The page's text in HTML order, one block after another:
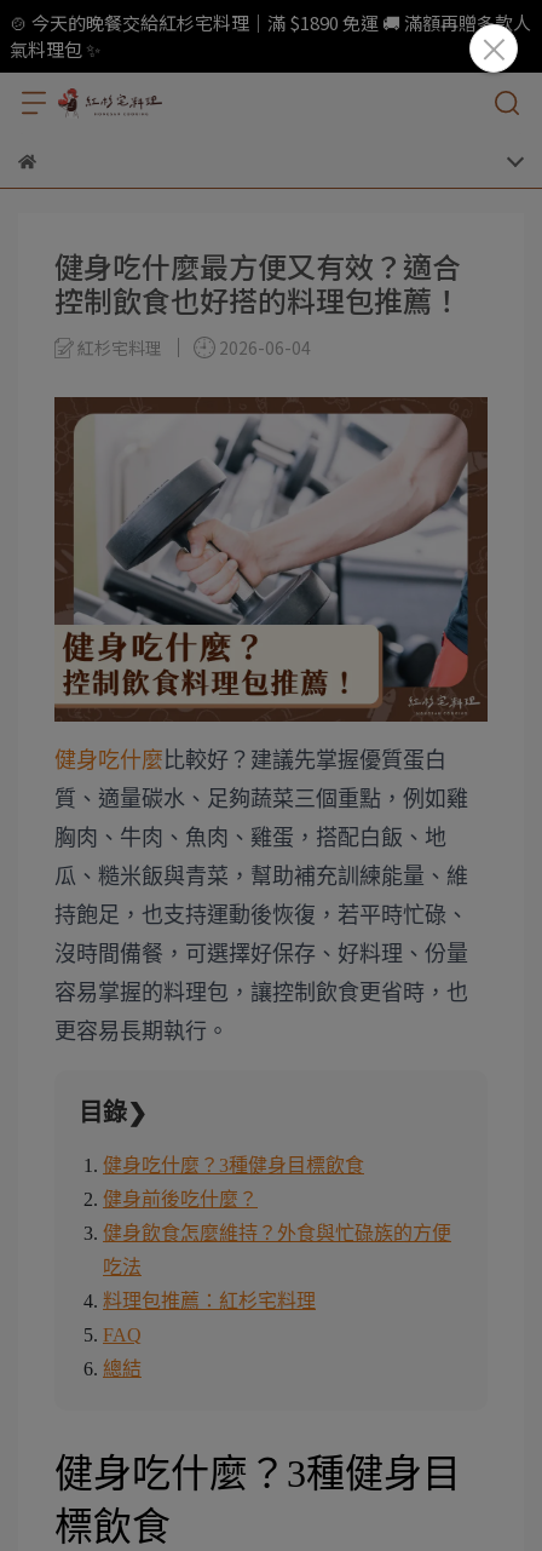
🍲 今天的晚餐交給紅杉宅料理｜滿 $1890 免運 🚚 滿額再贈多款人
氣料理包 ✨
健身吃什麼最方便又有效？適合
控制飲食也好搭的料理包推薦！
紅杉宅料理 2026-06-04
健身吃什麼比較好？建議先掌握優質蛋白
質、適量碳水、足夠蔬菜三個重點，例如雞
胸肉、牛肉、魚肉、雞蛋，搭配白飯、地
瓜、糙米飯與青菜，幫助補充訓練能量、維
持飽足，也支持運動後恢復，若平時忙碌、
沒時間備餐，可選擇好保存、好料理、份量
容易掌握的料理包，讓控制飲食更省時，也
更容易長期執行。
目錄❯
健身吃什麼？3種健身目標飲食
健身前後吃什麼？
健身飲食怎麼維持？外食與忙碌族的方便
吃法
料理包推薦：紅杉宅料理
FAQ
總結
健身吃什麼？3種健身目
標飲食